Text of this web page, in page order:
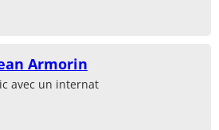
Armorin
avec un internat